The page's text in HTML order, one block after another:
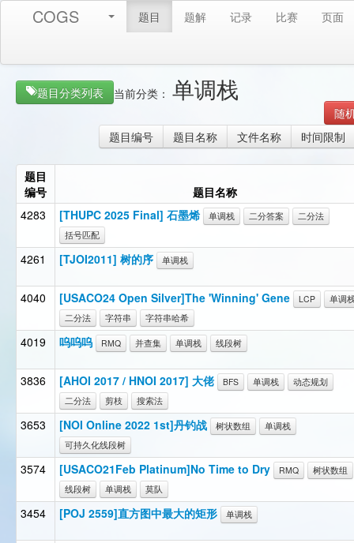
COGS 题目 题解 记录 比赛 页面
题目分类列表 当前分类： 单调栈
随
题目编号
题目名称 文件名称 时间限制
题目
编号
题目名称
4283
[THUPC 2025 Final] 石墨烯 单调栈 二分答案
二分法
括号匹配
4261 [TJOI2011] 树的序 单调栈
4040 [USACO24 Open Silver]The 'Winning' Gene LCP
单调
二分法
字符串 字符串哈希
4019 呜呜呜 RMQ 并查集 单调栈 线段树
3836 [AHOI 2017 / HNOI 2017] 大佬 BFS 单调栈
动态规划
二分法
剪枝 搜索法
3653 [NOI Online 2022 1st]丹钓战 树状数组
单调栈
可持久化线段树
3574 [USACO21Feb Platinum]No Time to Dry RMQ
树状数组
线段树
单调栈 莫队
3454 [POJ 2559]直方图中最大的矩形 单调栈